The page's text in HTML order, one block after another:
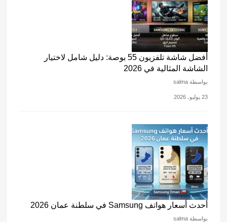
أفضل شاشة تلفزيون 55 بوصة: دليل شامل لاختيار
الشاشة المثالية في 2026
بواسطة salma
23 يوليو، 2026
أحدث أسعار هواتف Samsung في سلطنة عمان 2026
بواسطة salma